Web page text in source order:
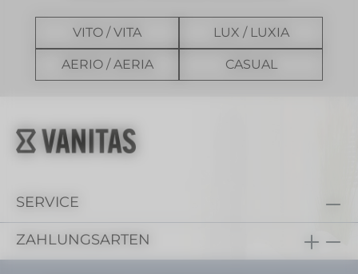
VITO / VITA LUX / LUXIA
AERIO / AERIA CASUAL
SERVICE
ZAHLUNGSARTEN